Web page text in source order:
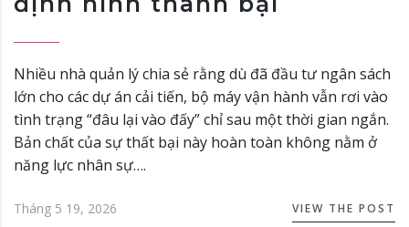
Nhiều nhà quản lý chia sẻ rằng dù đã đầu tư ngân sách
lớn cho các dự án cải tiến, bộ máy vận hành vẫn rơi vào
tình trạng “đâu lại vào đấy” chỉ sau một thời gian ngắn.
Bản chất của sự thất bại này hoàn toàn không nằm ở
năng lực nhân sự….
Tháng 5 19, 2026 VIEW THE POST